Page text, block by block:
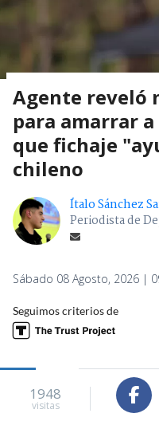
Agente reveló
para amarrar
que fichaje
chileno
Ítalo Sánchez
Periodista de
Sábado 08 Agosto, 2026 |
Seguimos criterios de
1948
visitas